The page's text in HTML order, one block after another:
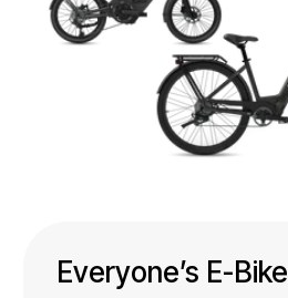
Everyone’s E-Bike